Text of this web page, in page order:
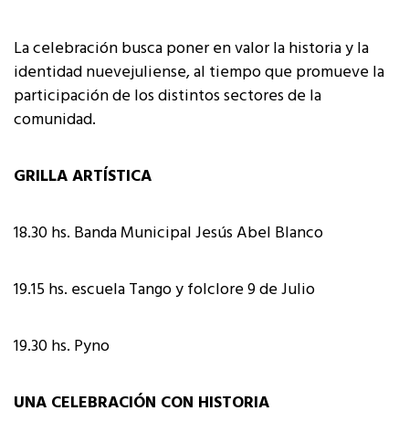
La celebración busca poner en valor la historia y la
identidad nuevejuliense, al tiempo que promueve la
participación de los distintos sectores de la
comunidad.
GRILLA ARTÍSTICA
18.30 hs. Banda Municipal Jesús Abel Blanco
19.15 hs. escuela Tango y folclore 9 de Julio
19.30 hs. Pyno
UNA CELEBRACIÓN CON HISTORIA